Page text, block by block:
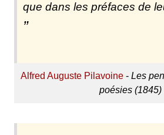
que dans les préfaces de
Alfred Auguste Pilavoine -Les
poésies (1845)